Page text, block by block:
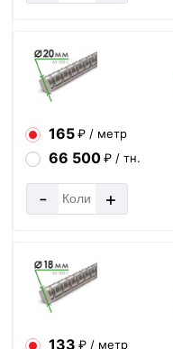
165₽ / метр
66 500₽ / тн.
- +
133 ₽ / метр